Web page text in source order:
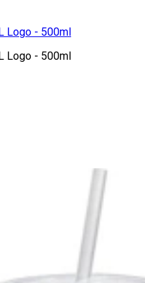
Logo - 500ml
Logo - 500ml